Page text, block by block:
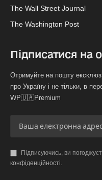
The Wall Street Journal
The Washington Post
Підписатися на
Отримуйте на пошту
про Україну і не тільки, в
WP🇺🇦Premium
Підписуючись, ви
конфіденційності.